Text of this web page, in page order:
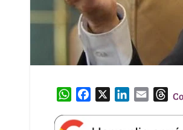
W
a
T